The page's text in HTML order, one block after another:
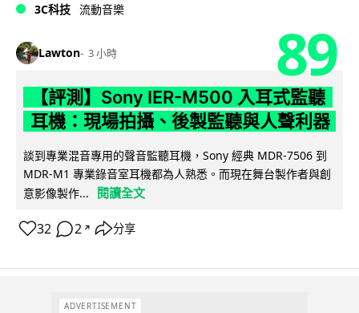
3C科技 流動音樂
Lawton 3 小時 89
【評測】Sony IER-M500 入耳式監聽
耳機：現場拍攝、後製監聽與人聲利器
談到專業混音專用的聲音監聽耳機，Sony 經典 MDR-7506 到
MDR-M1 專業錄音室耳機都為人熟悉。而現在舞台製作者與創
意影像製作...
閱讀全文
32 2 ↗ 分享
ADVERTISEMENT